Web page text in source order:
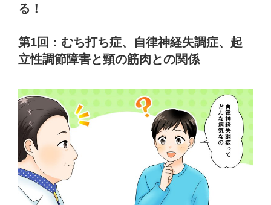
る！
第1回：むち打ち症、自律神経失調症、起
立性調節障害と頸の筋肉との関係